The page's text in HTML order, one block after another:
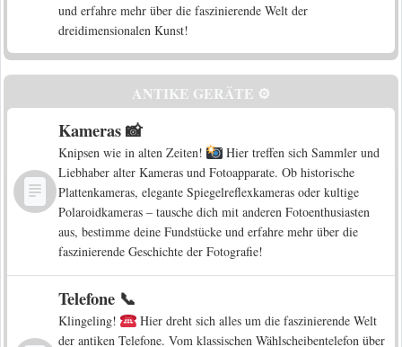
und erfahre mehr über die faszinierende Welt der
dreidimensionalen Kunst!
ANTIKE GERÄTE ⚙️
Kameras 📸
Knipsen wie in alten Zeiten!
Hier treffen sich Sammler und
Liebhaber alter Kameras und Fotoapparate. Ob historische
Plattenkameras, elegante Spiegelreflexkameras oder kultige
Polaroidkameras – tausche dich mit anderen Fotoenthusiasten
aus, bestimme deine Fundstücke und erfahre mehr über die
faszinierende Geschichte der Fotografie!
Telefone 📞
Klingeling!
Hier dreht sich alles um die faszinierende Welt
der antiken Telefone. Vom klassischen Wählscheibentelefon über